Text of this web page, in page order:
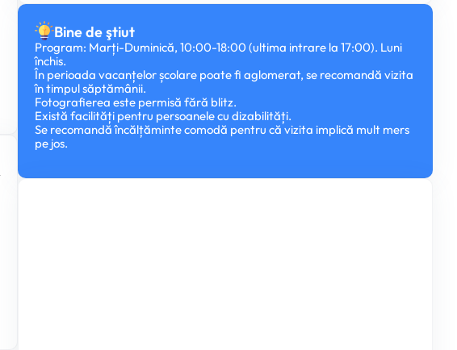
Bine de ştiut
Program: Marți-Duminică, 10:00-18:00 (ultima intrare la 17:00). Luni
închis.
În perioada vacanțelor școlare poate fi aglomerat, se recomandă vizita
în timpul săptămânii.
Fotografierea este permisă fără blitz.
Există facilități pentru persoanele cu dizabilități.
Se recomandă încălțăminte comodă pentru că vizita implică mult mers
pe jos.